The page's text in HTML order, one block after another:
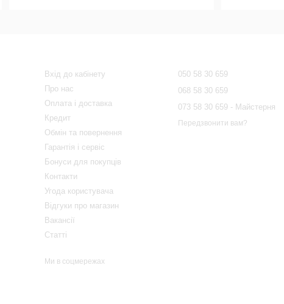
Вхід до кабінету
Про нас
Оплата і доставка
Кредит
Обмін та повернення
Гарантія і сервіс
Бонуси для покупців
Контакти
Угода користувача
Відгуки про магазин
Вакансії
Статті
Ми в соцмережах
050 58 30 659
068 58 30 659
073 58 30 659 - Майстерня
Передзвонити вам?